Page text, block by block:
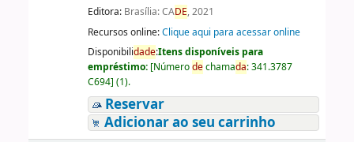
Editora: Brasília: CADE, 2021
Recursos online:Clique aqui para acessar online
Disponibilidade:Itens disponíveis para
empréstimo: [Númerodechamada:341.3787
C694] (1).
Reservar
Adicionar ao seu carrinho